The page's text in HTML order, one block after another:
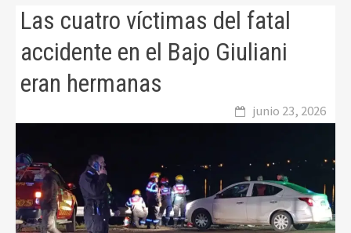
Las cuatro víctimas del fatal
accidente en el Bajo Giuliani
eran hermanas
junio 23, 2026